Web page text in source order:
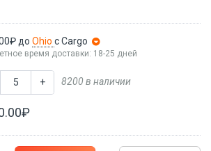
до Ohio с Cargo
время доставки: 18-25 дней
+ 8200 в наличии